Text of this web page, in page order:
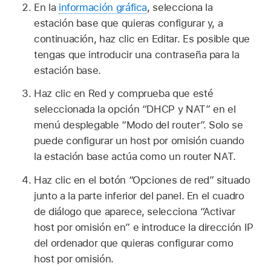
En la información gráfica, selecciona la
estación base que quieras configurar y, a
continuación, haz clic en Editar. Es posible que
tengas que introducir una contraseña para la
estación base.
Haz clic en Red y comprueba que esté
seleccionada la opción “DHCP y NAT” en el
menú desplegable “Modo del router”. Solo se
puede configurar un host por omisión cuando
la estación base actúa como un router NAT.
Haz clic en el botón “Opciones de red” situado
junto a la parte inferior del panel. En el cuadro
de diálogo que aparece, selecciona “Activar
host por omisión en” e introduce la dirección IP
del ordenador que quieras configurar como
host por omisión.